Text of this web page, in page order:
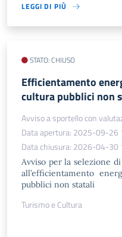
LEGGI DI PIÙ
STATO: CHIUSO
Efficientamento
cultura pubblici non
Avviso a sportello con
Data apertura: 2025-09-26
Data chiusura: 2026-04-30
Avviso per la selezione
all’efficientamento
pubblici non statali
Turismo e Cultura